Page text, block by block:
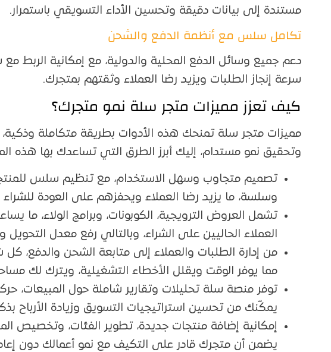
مستندة إلى بيانات دقيقة وتحسين الأداء التسويقي باستمرار.
تكامل سلس مع أنظمة الدفع والشحن
دعم جميع وسائل الدفع المحلية والدولية، مع إمكانية الربط
سرعة إنجاز الطلبات ويزيد رضا العملاء وثقتهم بمتجرك.
كيف تعزز مميزات متجر سلة نمو متجرك؟
مميزات متجر سلة تمنحك هذه الأدوات بطريقة متكاملة
وتحقيق نمو مستدام، إليك أبرز الطرق التي تساعدك بها هذه
تصميم متجاوب وسهل الاستخدام، مع تنظيم سلس
وسلسة، ما يزيد رضا العملاء ويحفزهم على العودة للشراء
تشمل العروض الترويجية، الكوبونات، وبرامج الولاء، ما
العملاء الحاليين على الشراء، وبالتالي رفع معدل التحويل
من إدارة الطلبات والعملاء إلى متابعة الشحن والدفع،
مما يوفر الوقت ويقلل الأخطاء التشغيلية، ويترك لك
توفر منصة سلة تحليلات وتقارير شاملة حول المبيعات،
يمكّنك من تحسين استراتيجيات التسويق وزيادة الأرباح
إمكانية إضافة منتجات جديدة، تطوير الفئات، وتخصيص
يضمن أن متجرك قادر على التكيف مع نمو أعمالك دون